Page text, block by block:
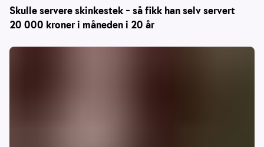
Skulle servere skinkestek – så fikk han selv servert
20 000 kroner i måneden i 20 år